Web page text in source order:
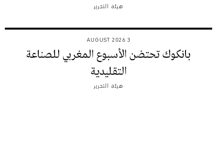
هيئة التحرير
3 AUGUST 2026
بانكوك تحتضن الأسبوع المغربي للصناعة
التقليدية
هيئة التحرير